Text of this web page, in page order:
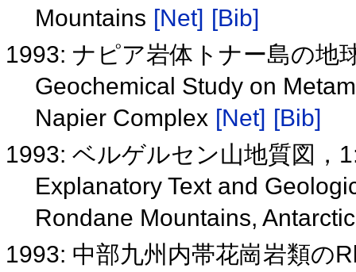
Mountains [Net] [Bib]
1993: ナピア岩体トナー島の地
Geochemical Study on
Napier Complex [Net] [Bib]
1993: ベルゲルセン山地質図，
Explanatory Text and
Rondane Mountains,
1993: 中部九州内帯花崗岩類の